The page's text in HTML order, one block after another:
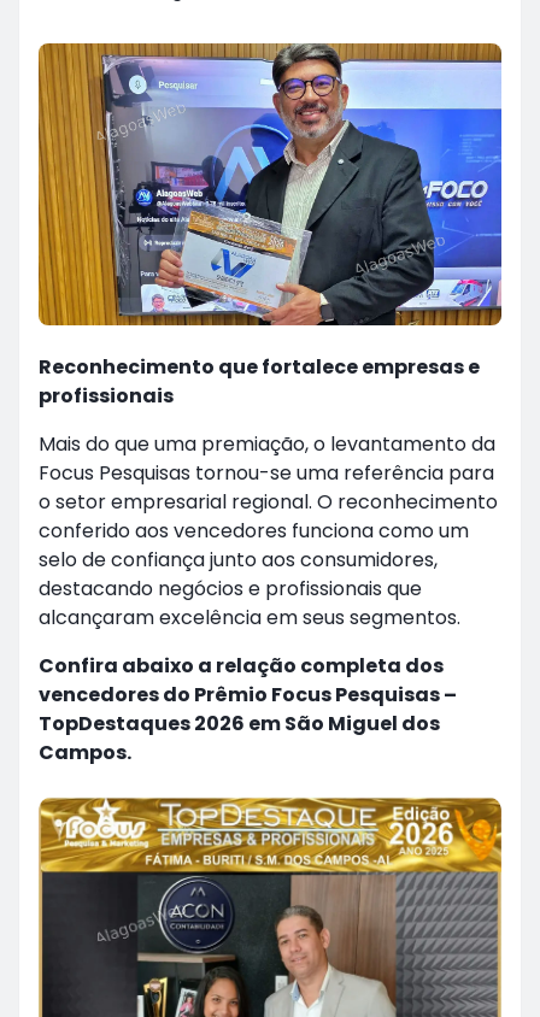
Reconhecimento que fortalece empresas e
profissionais
Mais do que uma premiação, o levantamento da
Focus Pesquisas tornou-se uma referência para
o setor empresarial regional. O reconhecimento
conferido aos vencedores funciona como um
selo de confiança junto aos consumidores,
destacando negócios e profissionais que
alcançaram excelência em seus segmentos.
Confira abaixo a relação completa dos
vencedores do Prêmio Focus Pesquisas –
TopDestaques 2026 em São Miguel dos
Campos.